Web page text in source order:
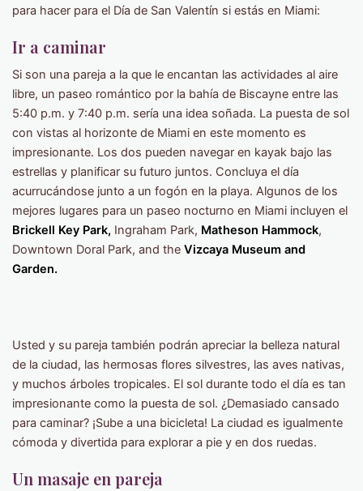
para hacer para el Día de San Valentín si estás en Miami:
Ir a caminar
Si son una pareja a la que le encantan las actividades al aire
libre, un paseo romántico por la bahía de Biscayne entre las
5:40 p.m. y 7:40 p.m. sería una idea soñada. La puesta de sol
con vistas al horizonte de Miami en este momento es
impresionante. Los dos pueden navegar en kayak bajo las
estrellas y planificar su futuro juntos. Concluya el día
acurrucándose junto a un fogón en la playa. Algunos de los
mejores lugares para un paseo nocturno en Miami incluyen el
Brickell Key Park, Ingraham Park, Matheson Hammock,
Downtown Doral Park, and the Vizcaya Museum and
Garden.
Usted y su pareja también podrán apreciar la belleza natural
de la ciudad, las hermosas flores silvestres, las aves nativas,
y muchos árboles tropicales. El sol durante todo el día es tan
impresionante como la puesta de sol. ¿Demasiado cansado
para caminar? ¡Sube a una bicicleta! La ciudad es igualmente
cómoda y divertida para explorar a pie y en dos ruedas.
Un masaje en pareja